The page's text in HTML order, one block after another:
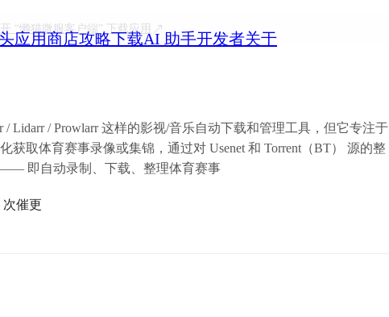
应用商店攻略下载AI 助手开发者关于
“懒猫微服客户端”下载应用
/ Lidarr / Prowlarr 这样的影视/音乐自动下载和管理工具，但它专注于
获取体育赛事录像或集锦，通过对 Usenet 和 Torrent（BT） 源的整
—— 即自动录制、下载、整理体育赛事
次催更